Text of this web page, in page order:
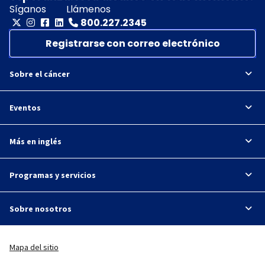
Síganos
Llámenos
800.227.2345
Registrarse con correo electrónico
Sobre el cáncer
Eventos
Más en inglés
Programas y servicios
Sobre nosotros
Mapa del sitio